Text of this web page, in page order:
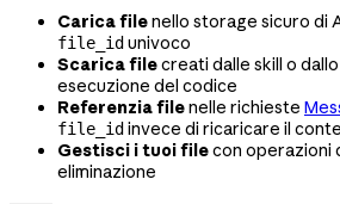
Carica filenello storage sicuro di
file_idunivoco
Scarica filecreati dalle skill o
esecuzione del codice
Referenzia filenelle richieste
file_idinvece di ricaricare il
Gestisci i tuoi filecon operazioni
eliminazione